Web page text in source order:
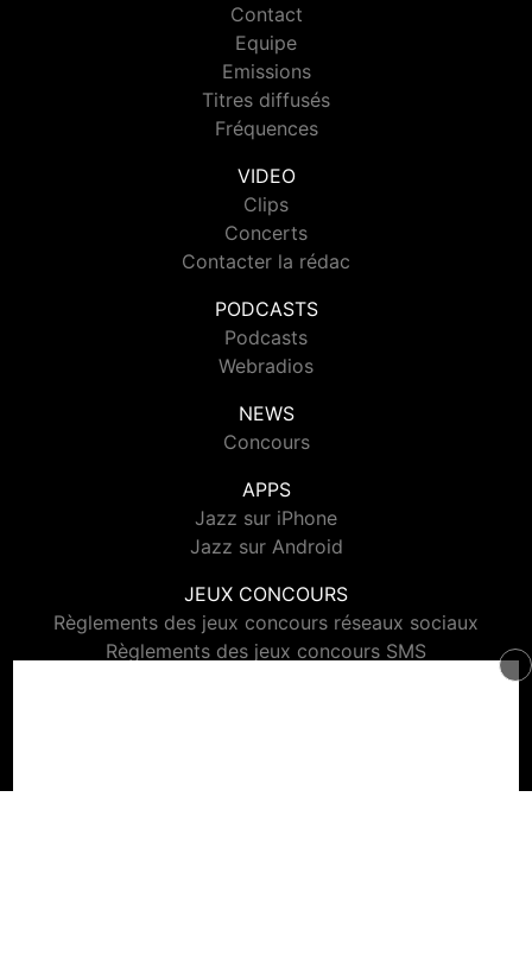
Contact
Equipe
Emissions
Titres diffusés
Fréquences
VIDEO
Clips
Concerts
Contacter la rédac
PODCASTS
Podcasts
Webradios
NEWS
Concours
APPS
Jazz sur iPhone
Jazz sur Android
JEUX CONCOURS
Règlements des jeux concours réseaux sociaux
Règlements des jeux concours SMS